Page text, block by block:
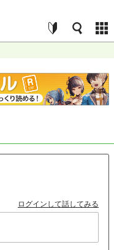
ログインして話してみる